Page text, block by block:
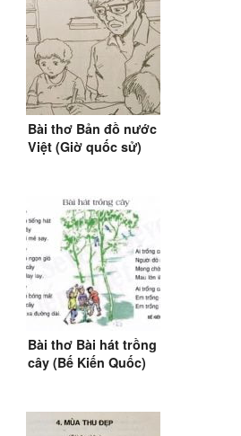
Bài thơ Bản đồ nước
Việt (Giờ quốc sử)
Bài thơ Bài hát trồng
cây (Bế Kiến Quốc)